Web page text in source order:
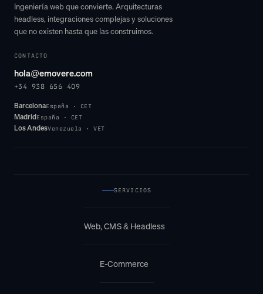
Ingeniería web que convierte. Arquitecturas
headless, integraciones complejas y soluciones
que no existen hasta que las construimos.
CONTACTO
hola@emovere.com
+34 938 656 409
BarcelonaEspaña · CET
MadridEspaña · CET
Los AndesVenezuela · VET
SERVICIOS
Web, CMS & Headless
E-Commerce